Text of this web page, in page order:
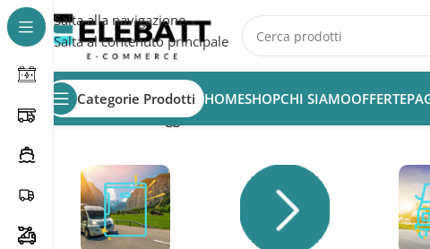
Salta alla navigazione
Salta al contenuto principale
Categorie Prodotti HOMESHOPCHI SIAMOOFFERTE
Home/Prodotti taggati “batteria 80Ah”